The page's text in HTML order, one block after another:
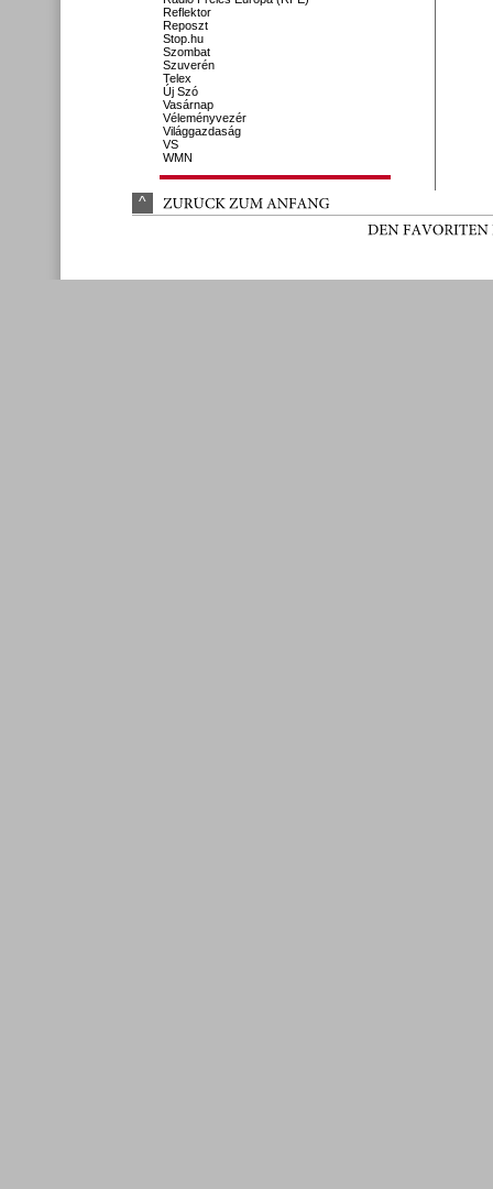
Reflektor
Reposzt
Stop.hu
Szombat
Szuverén
Telex
Új Szó
Vasárnap
Véleményvezér
Világgazdaság
VS
WMN
^ ZURÜCK ZUM ANFANG
DEN FAVORITEN